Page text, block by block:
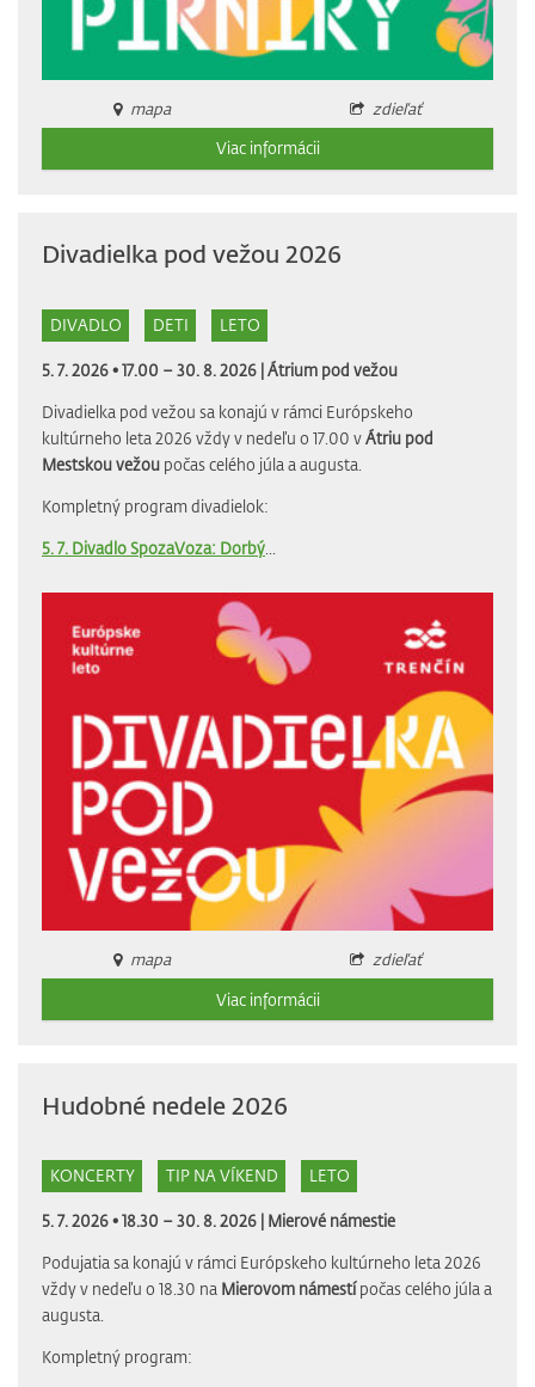
mapa
zdieľať
Viac informácii
Divadielka pod vežou 2026
DIVADLO DETI LETO
5. 7. 2026 • 17.00 – 30. 8. 2026 |Átrium pod vežou
Divadielka pod vežou sa konajú v rámci Európskeho
kultúrneho leta 2026 vždy v nedeľu o 17.00 vÁtriu pod
Mestskou vežou počas celého júla a augusta.
Kompletný program divadielok:
5. 7. Divadlo SpozaVoza: Dorbý
mapa
zdieľať
Viac informácii
Hudobné nedele 2026
KONCERTY TIP NA VÍKEND LETO
5. 7. 2026 • 18.30 – 30. 8. 2026 | Mierové námestie
Podujatia sa konajú v rámci Európskeho kultúrneho leta 2026
vždy v nedeľu o 18.30 na Mierovom námestípočas celého júla a
augusta.
Kompletný program: